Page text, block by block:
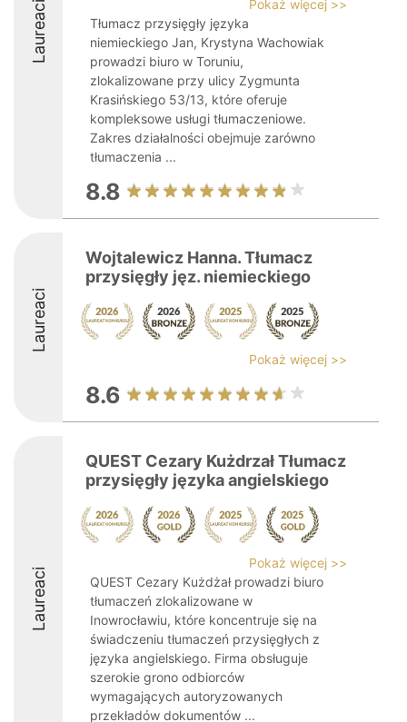
Laureaci
Pokaż więcej >>
Tłumacz przysięgły języka
niemieckiego Jan, Krystyna Wachowiak
prowadzi biuro w Toruniu,
zlokalizowane przy ulicy Zygmunta
Krasińskiego 53/13, które oferuje
kompleksowe usługi tłumaczeniowe.
Zakres działalności obejmuje zarówno
tłumaczenia ...
8.8
Laureaci
Wojtalewicz Hanna. Tłumacz
przysięgły jęz. niemieckiego
Pokaż więcej >>
8.6
Laureaci
QUEST Cezary Kużdrzał Tłumacz
przysięgły języka angielskiego
Pokaż więcej >>
QUEST Cezary Kużdżał prowadzi biuro
tłumaczeń zlokalizowane w
Inowrocławiu, które koncentruje się na
świadczeniu tłumaczeń przysięgłych z
języka angielskiego. Firma obsługuje
szerokie grono odbiorców
wymagających autoryzowanych
przekładów dokumentów ...